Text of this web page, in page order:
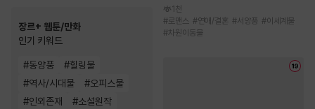
장르+ 웹툰/만화
인기 키워드
#동양풍 #힐링물
#역사/시대물 #오피스물
#인외존재 #소설원작
1천
#로맨스 #연애/결혼 #서양풍 #이세계물
#차원이동물